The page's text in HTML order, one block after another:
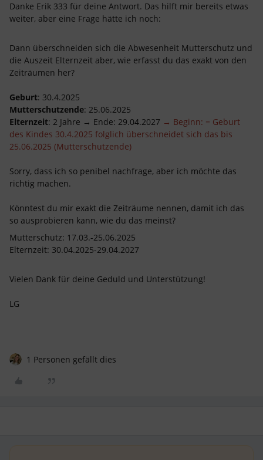
Danke Erik 333 für deine Antwort. Das hilft mir bereits etwas
weiter, aber eine Frage hätte ich noch:
Dann überschneiden sich die Abwesenheit Mutterschutz und
die Auszeit Elternzeit aber, wie erfasst du das exakt von den
Zeiträumen her?
Geburt: 30.4.2025
Mutterschutzende: 25.06.2025
Elternzeit: 2 Jahre → Ende: 29.04.2027 → Beginn: = Geburt
des Kindes 30.4.2025 folglich überschneidet sich das bis
25.06.2025 (Mutterschutzende)
Sorry, dass ich so penibel nachfrage, aber ich möchte das
richtig machen.
Könntest du mir exakt die Zeiträume nennen, damit ich das
so ausprobieren kann, wie du das meinst?
Mutterschutz: 17.03.-25.06.2025
Elternzeit: 30.04.2025-29.04.2027
Vielen Dank für deine Geduld und Unterstützung!
LG
1 Personen gefällt dies